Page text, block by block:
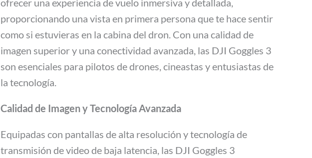
ofrecer una experiencia de vuelo inmersiva y detallada,
proporcionando una vista en primera persona que te hace sentir
como si estuvieras en la cabina del dron. Con una calidad de
imagen superior y una conectividad avanzada, las DJI Goggles 3
son esenciales para pilotos de drones, cineastas y entusiastas de
la tecnología.
Calidad de Imagen y Tecnología Avanzada
Equipadas con pantallas de alta resolución y tecnología de
transmisión de video de baja latencia, las DJI Goggles 3